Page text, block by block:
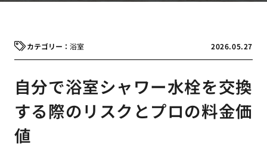
2026.05.27
浴室
自分で浴室シャワー水栓を交換
する際のリスクとプロの料金価
値